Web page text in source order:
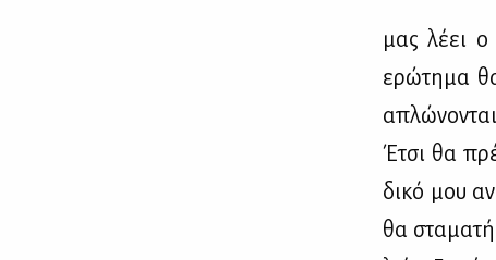
μας λέ­ει ο
ερώ­τη­μα
Έτσι θα
δι­κό μου
θα